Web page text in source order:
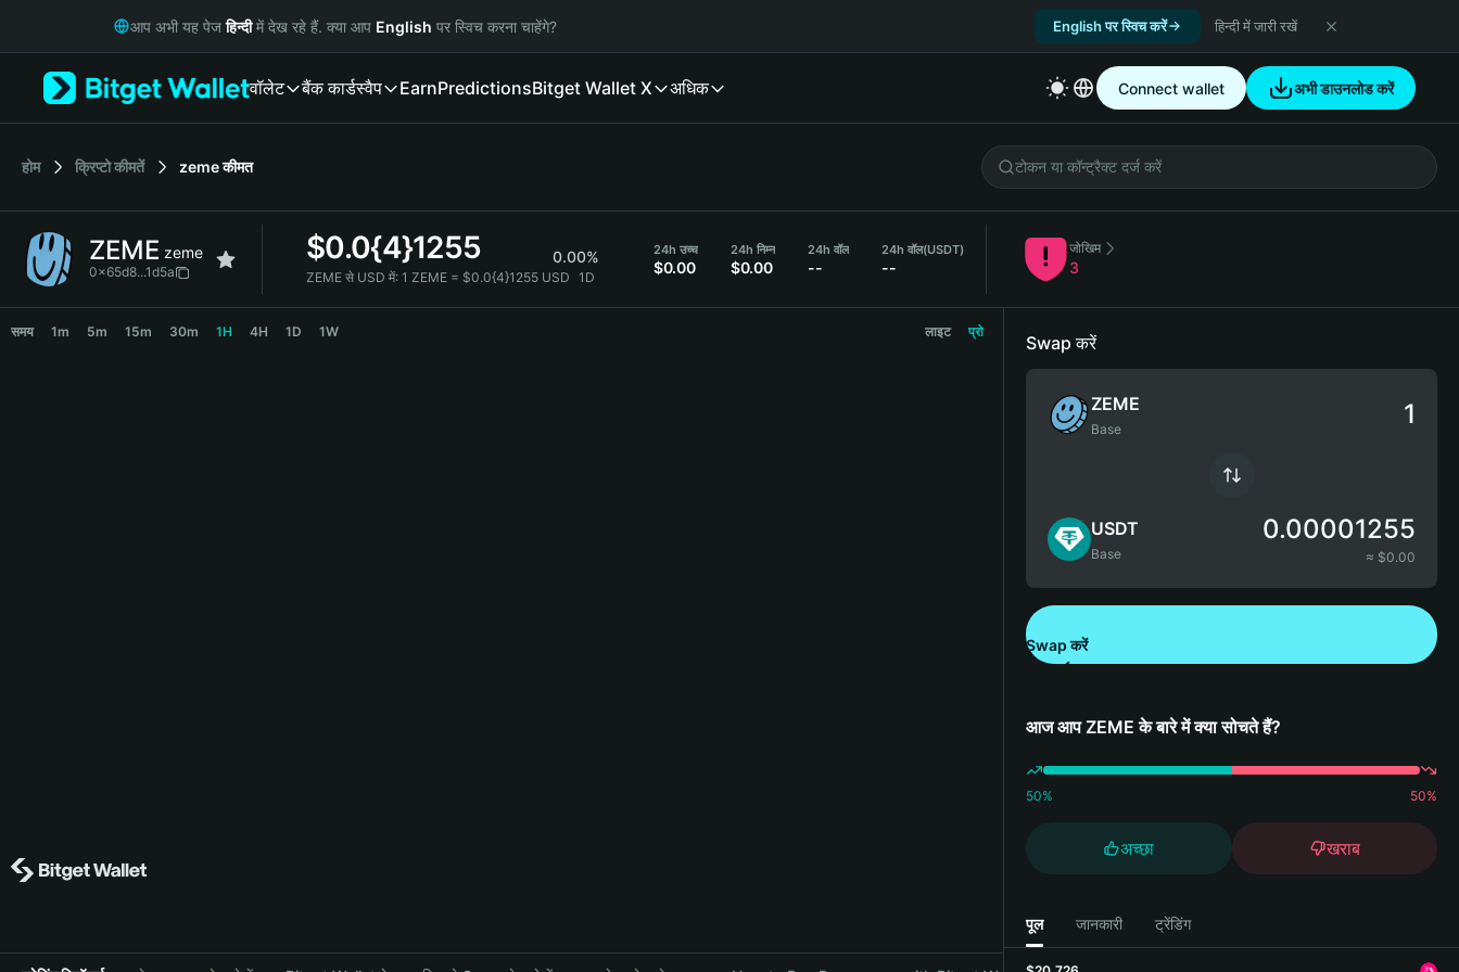
Русский
Italiano
简体中文
繁體中文
Bahasa Indonesia
आप अभी यह पेजहिन्दीमें देख रहे हैं. क्या आप English पर स्विच करना चाहेंगे? English पर स्विच करें हिन्दी में जारी रखें
वॉलेट बैंक कार्डस्वैप EarnPredictionsBitget Wallet X अधिक Connect wallet अभी डाउनलोड करें
होम क्रिप्टो कीमतें zemeकीमत
ZEME zeme
0x65d8...1d5a
$0.0{4}1255 0.00%
ZEME से USD में: 1 ZEME = $0.0{4}1255 USD 1D
24h उच्च
$0.00
24h निम्न
$0.00
24h वॉल
--
24h वॉल(USDT)
--
जोखिम
3
समय 1m 5m 15m 30m 1H 4H 1D 1W लाइट प्रो
Swap करें
ZEME
Base
USDT
Base
0.00001255
≈ $0.00
Swap करें
आज आप ZEME के बारे में क्या सोचते हैं?
50% 50%
अच्छा खराब
पूल जानकारी ट्रेंडिंग